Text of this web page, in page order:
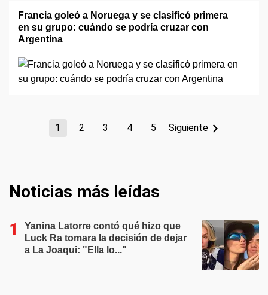
Francia goleó a Noruega y se clasificó primera
en su grupo: cuándo se podría cruzar con
Argentina
1 2 3 4 5 Siguiente
Noticias más leídas
Yanina Latorre contó qué hizo que
Luck Ra tomara la decisión de dejar
a La Joaqui: "Ella lo..."